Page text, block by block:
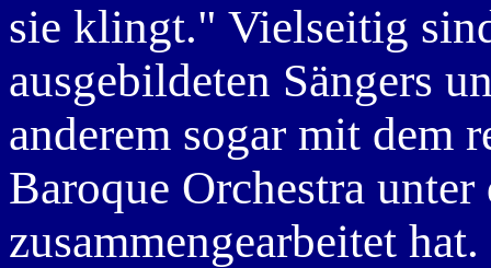
sie klingt." Vielseitig
ausgebildeten Sängers
anderem sogar mit dem
Baroque Orchestra
zusammengearbeitet